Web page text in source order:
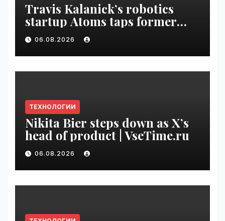
Travis Kalanick’s robotics
startup Atoms taps former
Uber finance chief as CFO |
VseTime.ru
06.08.2026
ТЕХНОЛОГИИ
Nikita Bier steps down as X’s
head of product | VseTime.ru
06.08.2026